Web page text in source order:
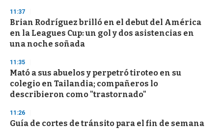
s
e
c
o
n
11:37
Brian Rodríguez brilló en el debut del América
en la Leagues Cup: un gol y dos asistencias en
una noche soñada
11:35
Mató a sus abuelos y perpetró tiroteo en su
colegio en Tailandia; compañeros lo
describieron como "trastornado"
11:26
Guía de cortes de tránsito para el fin de semana